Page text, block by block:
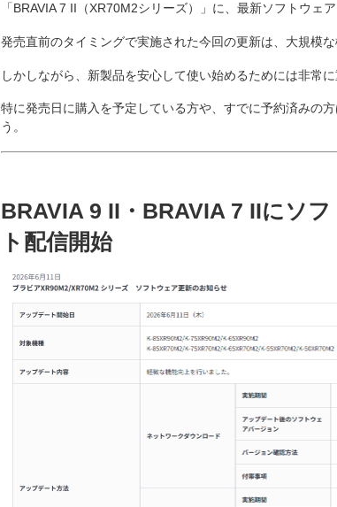
「BRAVIA 7 II（XR70M2シリーズ）」に、最新ソフトウェ
発売直前のタイミングで実施された今回の更新は、大規模
しかしながら、新製品を安心して使い始めるためには非常
特に発売日に購入を予定している方や、すでに予約済みの
う。
BRAVIA 9 II・BRAVIA 7 IIにソ
ト配信開始